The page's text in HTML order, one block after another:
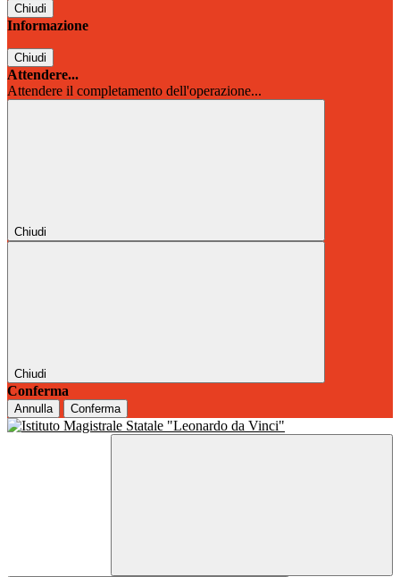
Chiudi
Informazione
Chiudi
Attendere...
Attendere il completamento dell'operazione...
Chiudi
Chiudi
Conferma
Annulla Conferma